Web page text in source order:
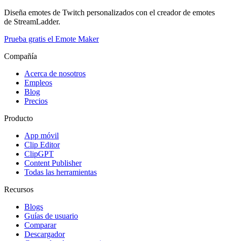
Diseña emotes de Twitch personalizados con el creador de emotes
de StreamLadder.
Prueba gratis el Emote Maker
Compañía
Acerca de nosotros
Empleos
Blog
Precios
Producto
App móvil
Clip Editor
ClipGPT
Content Publisher
Todas las herramientas
Recursos
Blogs
Guías de usuario
Comparar
Descargador